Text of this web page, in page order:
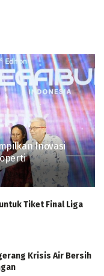
Inovasi
Tiket Final Liga
Krisis Air Bersih